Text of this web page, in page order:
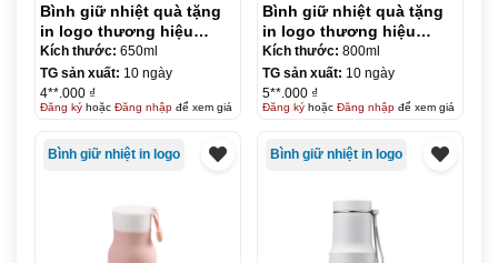
Bình giữ nhiệt quà tặng
in logo thương hiệu
LocknLock Sling Ring
Tumbler 650ml KQ-BGN40
Kích thước: 650ml
TG sản xuất: 10 ngày
4**.000 ₫
Đăng kýhoặc Đăng nhậpđể xem giá
Bình giữ nhiệt quà tặng
in logo thương hiệu
LocknLock Sling Ring
Tumbler 800ml KQ-BGN42
Kích thước: 800ml
TG sản xuất: 10 ngày
5**.000 ₫
Đăng kýhoặc Đăng nhậpđể xem giá
Bình giữ nhiệt in logo Bình giữ nhiệt in logo